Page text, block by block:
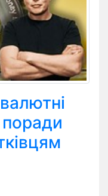
поради